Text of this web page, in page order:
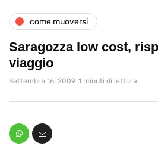
come muoversi
Saragozza low cost,
viaggio
Settembre 16, 2009 1 minuti di lettura